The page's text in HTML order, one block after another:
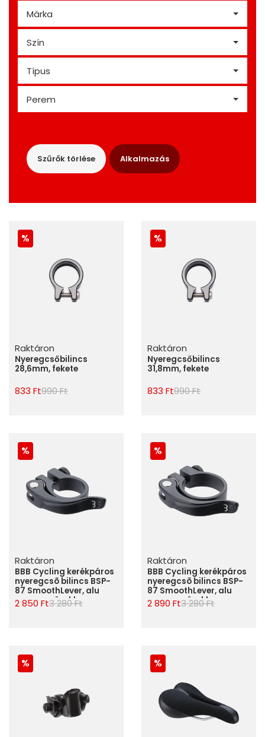
Márka
Szín
Típus
Perem
Szűrők törlése Alkalmazás
Raktáron
Nyeregcsőbilincs
28,6mm, fekete
833 Ft990 Ft
Raktáron
Nyeregcsőbilincs
31,8mm, fekete
833 Ft990 Ft
Raktáron
BBB Cycling kerékpáros
nyeregcsõ bilincs BSP-
87 SmoothLever, alu
nyeregcsövekhez,
28.6mm, gyorszáras
2 850 Ft3 280 Ft
Raktáron
BBB Cycling kerékpáros
nyeregcsõ bilincs BSP-
87 SmoothLever, alu
nyeregcsövekhez,
34.9mm, gyorszáras
2 890 Ft3 280 Ft